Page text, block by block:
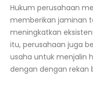
Hukum perusahaan
memberikan jaminan
meningkatkan
itu, perusahaan juga
usaha untuk menjalin
dengan dengan rekan